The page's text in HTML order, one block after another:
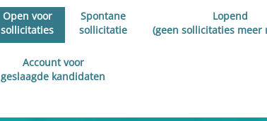
Open voor
sollicitaties
Spontane
sollicitatie
Lopend
(geen sollicitaties meer
Account voor
geslaagde kandidaten